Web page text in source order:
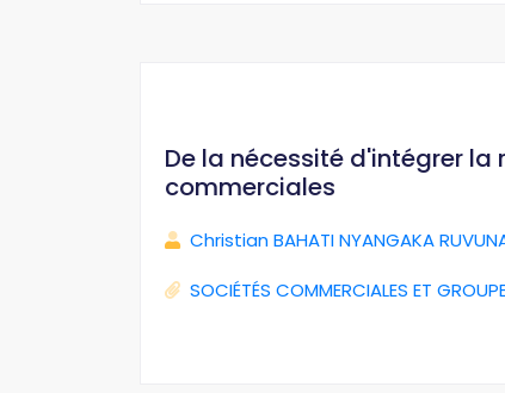
De la nécessité d'intégrer la
commerciales
Christian BAHATI NYANGAKA
SOCIÉTÉS COMMERCIALES ET